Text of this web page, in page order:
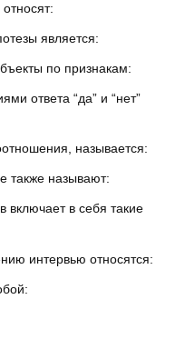
является:
по признакам:
ответа “да” и “нет”
называется:
также называют:
включает в себя такие
интервью относятся: